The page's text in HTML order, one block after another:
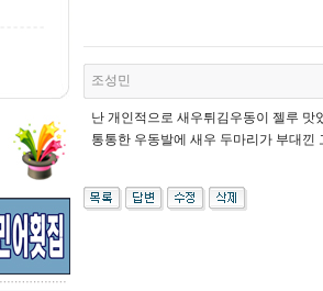
조성민
난 개인적으로 새우튀김우동이 젤루 맛
통통한 우동발에 새우 두마리가 부대낀